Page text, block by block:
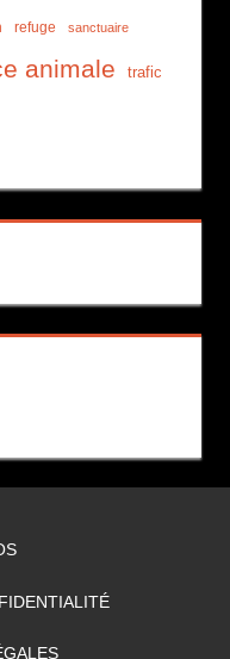
refuge sanctuaire
animale trafic